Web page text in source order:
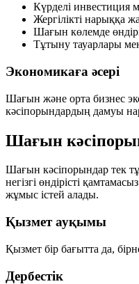
Күрделі инвестиция
Жергілікті нарыққа
Шағын көлемде
Тұтыну тауарлары
Экономикаға әсері
Шағын және орта бизнес
кәсіпорындардың дамуы
Шағын
Шағын кәсіпорындар тек
негізгі өндірісті
жұмыс істей алады.
Қызмет ауқымы
Қызмет бір бағытта да,
Дербестік